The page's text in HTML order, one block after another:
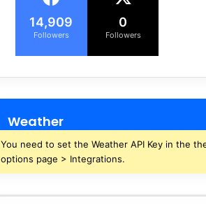
14,909
Followers
0
Followers
Weather
You need to set the Weather API Key in the
options page > Integrations.